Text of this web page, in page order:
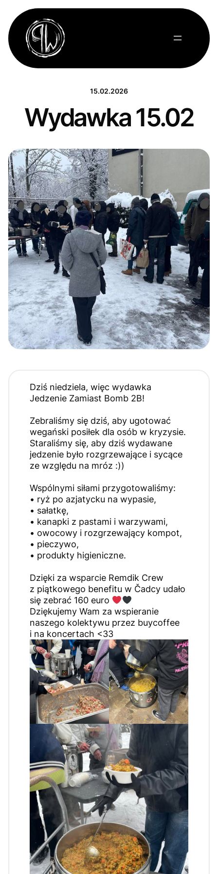
treści
15.02.2026
Wydawka 15.02
Dziś niedziela, więc wydawka
Jedzenie Zamiast Bomb 2B!
Zebraliśmy się dziś, aby ugotować
wegański posiłek dla osób w kryzysie.
Staraliśmy się, aby dziś wydawane
jedzenie było rozgrzewające i sycące
ze względu na mróz :))
Wspólnymi siłami przygotowaliśmy:
• ryż po azjatycku na wypasie,
• sałatkę,
• kanapki z pastami i warzywami,
• owocowy i rozgrzewający kompot,
• pieczywo,
• produkty higieniczne.
Dzięki za wsparcie Remdik Crew
z piątkowego benefitu w Čadcy udało
się zebrać 160 euro
Dziękujemy Wam za wspieranie
naszego kolektywu przez buycoffee
i na koncertach <33